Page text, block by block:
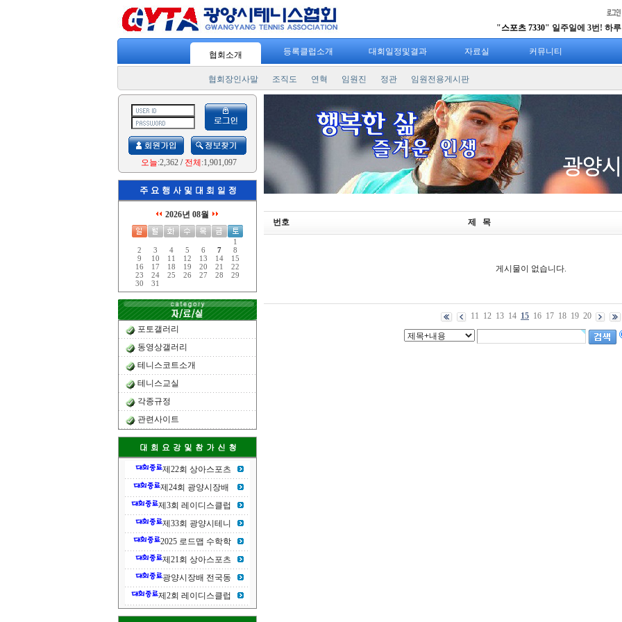
스포츠 7330" 일주일에 3번! 하루
협회소개 등록클럽소개 대회일정및결과 자료실 커뮤니티
협회장인사말 조직도 연혁 임원진 정관 임원전용게시판
오늘:2,362 / 전체 :1,901,097
2026년 08월
1
2
3 4 5 6 7
8
9
10 11 12 13 14
15
16
17 18 19 20 21
22
23
24 25 26 27 28
29
30
31
포토갤러리
동영상갤러리
테니스코트소개
테니스교실
각종규정
관련사이트
제22회 상아스포츠
제24회 광양시장배
제3회 레이디스클럽
제33회 광양시테니
2025 로드맵 수학학
제21회 상아스포츠
광양시장배 전국동
제2회 레이디스클럽
번호
제 목
게시물이 없습니다.
11 12 13 14 15 16 17 18 19 20